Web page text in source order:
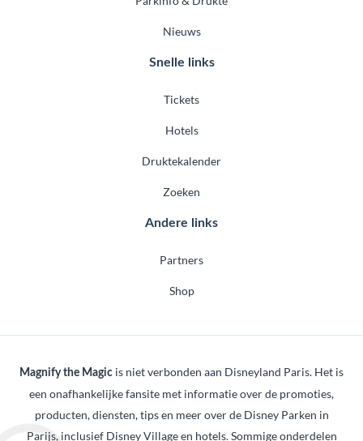
Nieuws
Snelle links
Tickets
Hotels
Druktekalender
Zoeken
Andere links
Partners
Shop
Magnify the Magic is niet verbonden aan Disneyland Paris. Het is
een onafhankelijke fansite met informatie over de promoties,
producten, diensten, tips en meer over de Disney Parken in
Parijs, inclusief Disney Village en hotels. Sommige onderdelen